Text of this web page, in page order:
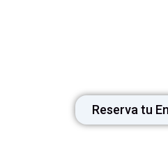
Reserva tu